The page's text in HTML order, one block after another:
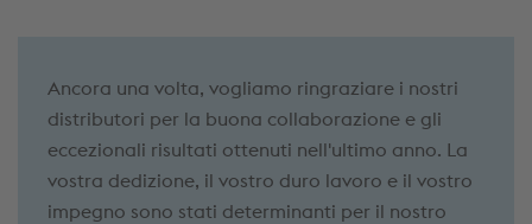
Ancora una volta, vogliamo ringraziare i nostri
distributori per la buona collaborazione e gli
eccezionali risultati ottenuti nell'ultimo anno. La
vostra dedizione, il vostro duro lavoro e il vostro
impegno sono stati determinanti per il nostro